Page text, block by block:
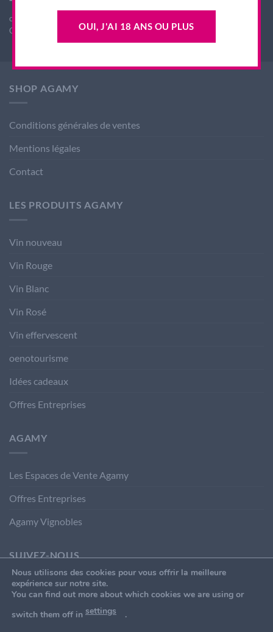
consommer avec modération
CODE DE LA SANTE PUBLIQUE, ART. L. 3342-1 et L. 3353-3
SHOP AGAMY
Conditions générales de ventes
Mentions légales
Contact
LES PRODUITS AGAMY
Vin nouveau
Vin Rouge
Vin Blanc
Vin Rosé
Vin effervescent
oenotourisme
Idées cadeaux
Offres Entreprises
AGAMY
Les Espaces de Vente Agamy
Offres Entreprises
Agamy Vignobles
SUIVEZ-NOUS
OUI, J'AI 18 ANS OU PLUS
Nous utilisons des cookies pour vous offrir la meilleure
expérience sur notre site.
You can find out more about which cookies we are using or
switch them off in settings .